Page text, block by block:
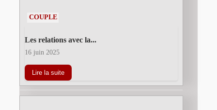
COUPLE
Les relations avec la...
16 juin 2025
Lire la suite